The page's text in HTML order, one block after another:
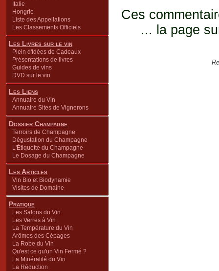
Italie
Hongrie
Liste des Appellations
Les Classements Officiels
Les Livres sur le vin
Plein d'Idées de Cadeaux
Présentations de livres
Guides de vins
DVD sur le vin
Les Liens
Annuaire du Vin
Annuaire Sites de Vignerons
Dossier Champagne
Terroirs de Champagne
Dégustation du Champagne
L'Étiquette du Champagne
Le Dosage du Champagne
Les Articles
Vin Bio et Biodynamie
Visites de Domaine
Pratique
Les Salons du Vin
Les Verres à Vin
La Température du Vin
Arômes des Cépages
La Robe du Vin
Qu'est ce qu'un Vin Fermé ?
La Minéralité du Vin
La Réduction
Ces
... la page